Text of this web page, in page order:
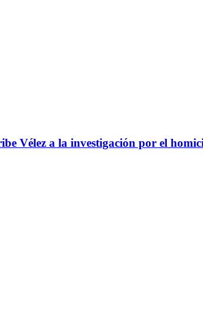
Vélez a la investigación por el